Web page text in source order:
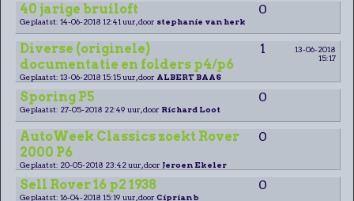
40 jarige bruiloft 0
Geplaatst: 14-06-2018 12:41 uur, door stephanie van herk
Diverse (originele)
documentatie en folders p4/p6
1
13-06-2018
15:17
Geplaatst: 13-06-2018 15:15 uur, door ALBERT BAAS
Sporing P5 0
Geplaatst: 27-05-2018 22:49 uur, door Richard Loot
AutoWeek Classics zoekt Rover
2000 P6
0
Geplaatst: 20-05-2018 23:42 uur, door Jeroen Ekeler
Sell Rover 16 p2 1938 0
Geplaatst: 16-04-2018 15:19 uur, door Ciprian b